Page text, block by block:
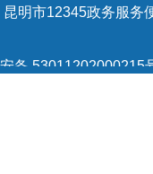
昆明市12345政务服务
备 53011202000215